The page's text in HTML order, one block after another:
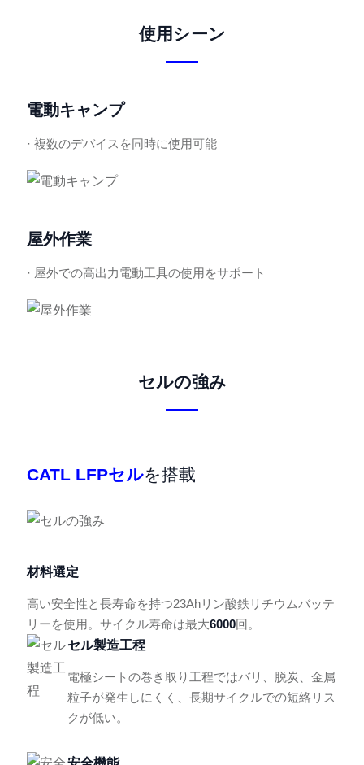
使用シーン
電動キャンプ
· 複数のデバイスを同時に使用可能
屋外作業
· 屋外での高出力電動工具の使用をサポート
セルの強み
CATL LFPセルを搭載
材料選定
高い安全性と長寿命を持つ23Ahリン酸鉄リチウムバッテ
リーを使用。サイクル寿命は最大6000回。
セル製造工程
電極シートの巻き取り工程ではバリ、脱炭、金属
粒子が発生しにくく、長期サイクルでの短絡リス
クが低い。